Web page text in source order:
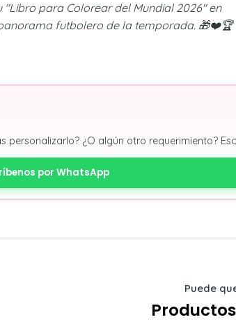
"Libro para Colorear del Mundial 2026" en
futbolero de la temporada. 🎁❤️🏆
personalizarlo? ¿O algún otro requerimiento?
por WhatsApp
Puede